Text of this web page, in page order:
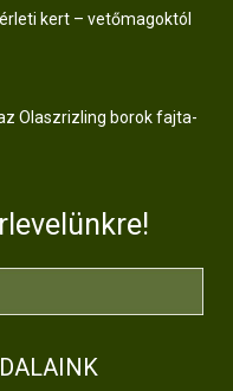
kert – vetőmagoktól
Olaszrizling borok fajta-